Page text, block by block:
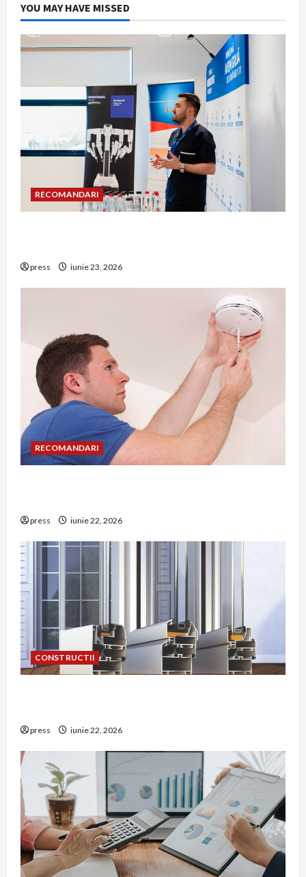
YOU MAY HAVE MISSED
RECOMANDARI
press iunie 23, 2026
RECOMANDARI
press iunie 22, 2026
CONSTRUCTII
press iunie 22, 2026